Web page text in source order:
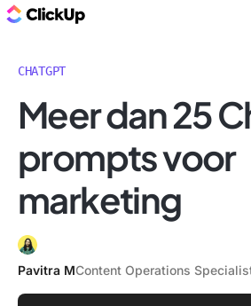
CHATGPT
Meer dan 25
prompts voor
marketing
Pavitra MContent Operations